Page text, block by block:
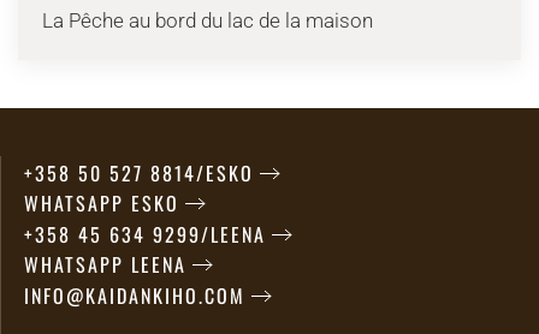
La Pêche au bord du lac de la maison
+358 50 527 8814/ESKO
WHATSAPP ESKO
+358 45 634 9299/LEENA
WHATSAPP LEENA
INFO@KAIDANKIHO.COM